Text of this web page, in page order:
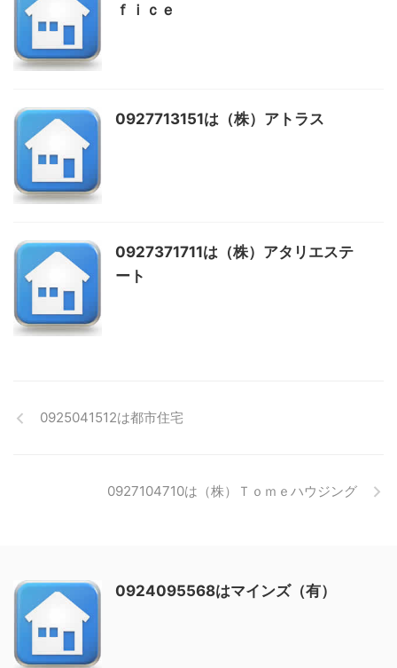
ｆｉｃｅ
0927713151は（株）アトラス
0927371711は（株）アタリエステ
ート
0925041512は都市住宅
0927104710は（株）Ｔｏｍｅハウジング
0924095568はマインズ（有）